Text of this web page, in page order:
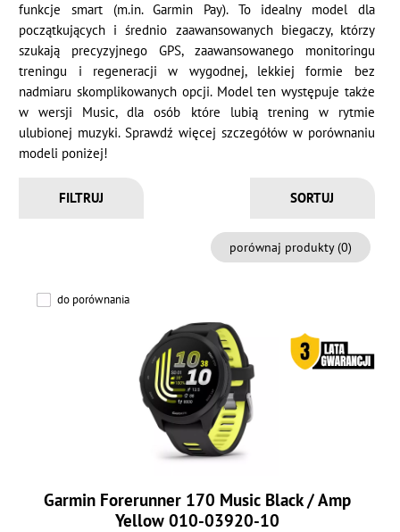
funkcje smart (m.in. Garmin Pay). To idealny model dla
początkujących i średnio zaawansowanych biegaczy, którzy
szukają precyzyjnego GPS, zaawansowanego monitoringu
treningu i regeneracji w wygodnej, lekkiej formie bez
nadmiaru skomplikowanych opcji. Model ten występuje także
w wersji Music, dla osób które lubią trening w rytmie
ulubionej muzyki. Sprawdź więcej szczegółów w porównaniu
modeli poniżej!
FILTRUJ
porównaj produkty (0)
do porównania
Garmin Forerunner 170 Music Black / Amp
Yellow 010-03920-10